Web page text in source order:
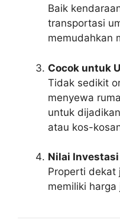
Baik
transportasi
memudahkan
Cocok untuk
Tidak sedikit
menyewa
untuk
atau kos-
Nilai
Properti dekat
memiliki